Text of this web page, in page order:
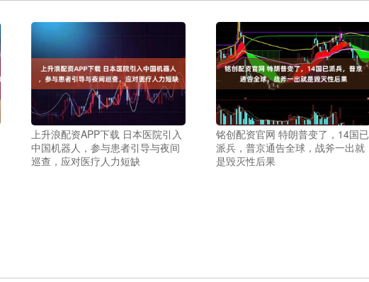
上升浪配资APP下载 日本医院引入
中国机器人，参与患者引导与夜间
巡查，应对医疗人力短缺
铭创配资官网 特朗普变了，14国已
派兵，普京通告全球，战斧一出就
是毁灭性后果